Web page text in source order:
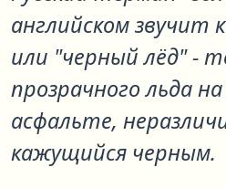
английском звучит
или "черный лёд" -
прозрачного льда
асфальте,
кажущийся черным.